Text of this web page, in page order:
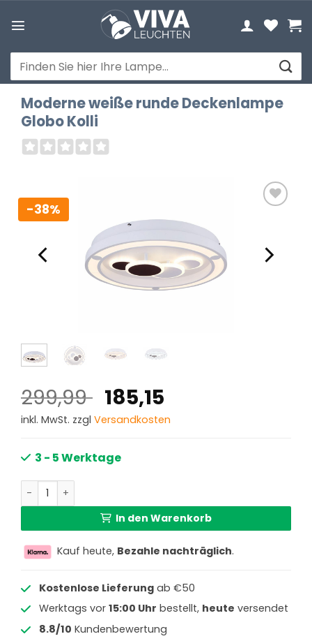
Inhalt
Suchen
nach:
Moderne weiße runde Deckenlampe
Globo Kolli
-38%
299,99 Ursprünglicher
Preis
299,99 €
185,15
Preis
inkl. MwSt. zzgl Versandkosten
3 - 5 Werktage
Moderne weiße runde Deckenlampe Globo Kolli Menge
In den Warenkorb
Kauf heute, Bezahle nachträglich.
Kostenlose Lieferungab €50
Werktags vor 15:00 Uhr bestellt, heute versendet
8.8/10 Kundenbewertung